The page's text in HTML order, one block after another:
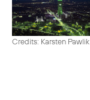
Credits: Karsten Pawlik